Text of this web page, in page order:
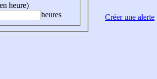
heure)
heures
Créer une alerte